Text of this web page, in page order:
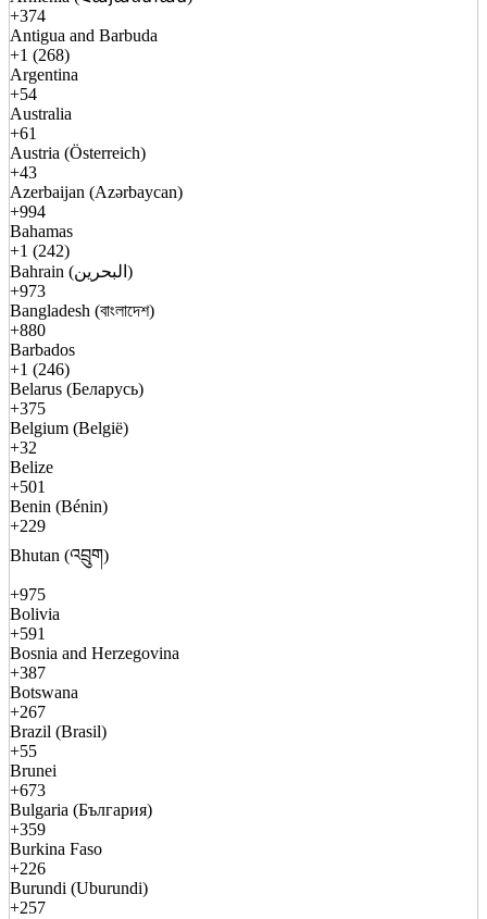
+374
Antigua and Barbuda
+1 (268)
Argentina
+54
Australia
+61
Austria (Österreich)
+43
Azerbaijan (Azərbaycan)
+994
Bahamas
+1 (242)
Bahrain (البحرين)
+973
Bangladesh (বাংলাদেশ)
+880
Barbados
+1 (246)
Belarus (Беларусь)
+375
Belgium (België)
+32
Belize
+501
Benin (Bénin)
+229
Bhutan (འབྲུག)
+975
Bolivia
+591
Bosnia and Herzegovina
+387
Botswana
+267
Brazil (Brasil)
+55
Brunei
+673
Bulgaria (България)
+359
Burkina Faso
+226
Burundi (Uburundi)
+257